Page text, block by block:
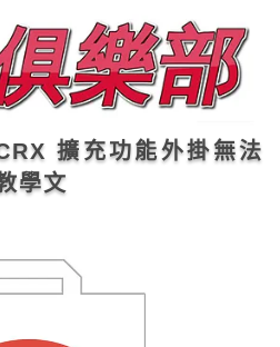
擴充功能外掛無法
學文